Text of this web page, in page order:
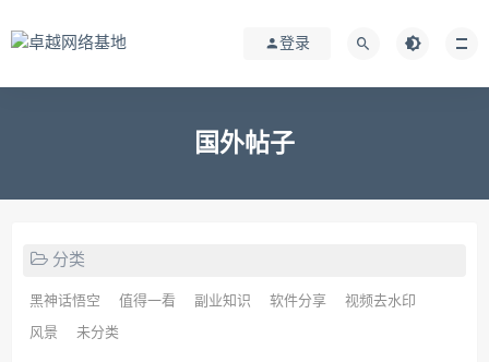
登录
国外帖子
分类
黑神话悟空 值得一看 副业知识 软件分享 视频去水印
风景 未分类